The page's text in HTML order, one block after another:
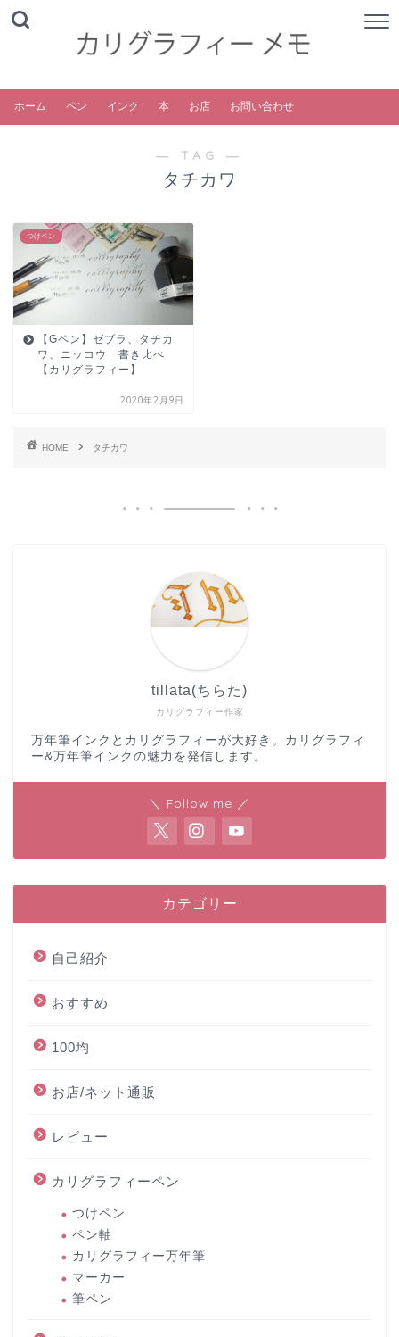
ホーム ペン インク 本 お店 お問い合わせ
― TAG ―
タチカワ
つけペン
【Gペン】ゼブラ、タチカ
ワ、ニッコウ 書き比べ
【カリグラフィー】
2020年2月9日
HOME タチカワ
カリグラフィー作家
tillata(ちらた)
万年筆インクとカリグラフィーが大好き。カリグラフィ
ー&万年筆インクの魅力を発信します。
＼ Follow me ／
カテゴリー
自己紹介
おすすめ
100均
お店/ネット通販
レビュー
カリグラフィーペン
つけペン
ペン軸
カリグラフィー万年筆
マーカー
筆ペン